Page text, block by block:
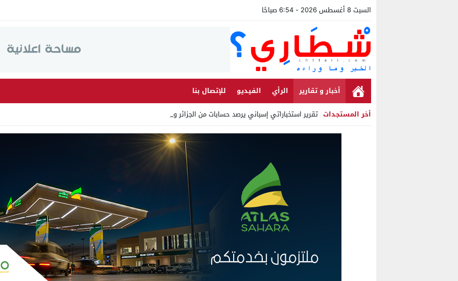
السبت 8 أغسطس 2026 - 6:54 صباحًا
أخبار و تقارير الرأي الفيديو
للإتصال بنا
أخر المستجدات تقرير استخباراتي إسباني يرصد حسابات من الجزائر وأرقاما بـ”_
Stop